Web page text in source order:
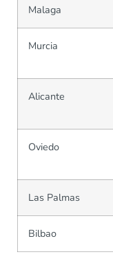
Malaga
Murcia
Alicante
Oviedo
Las Palmas
Bilbao